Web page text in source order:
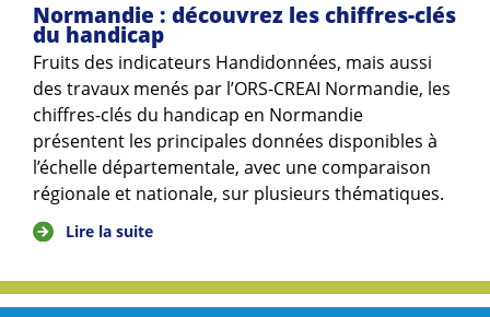
Normandie : découvrez les chiffres-clés
du handicap
Fruits des indicateurs Handidonnées, mais aussi
des travaux menés par l’ORS-CREAI Normandie, les
chiffres-clés du handicap en Normandie
présentent les principales données disponibles à
l’échelle départementale, avec une comparaison
régionale et nationale, sur plusieurs thématiques.
Lire la suite